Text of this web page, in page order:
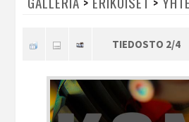
TIEDOSTO 2/4